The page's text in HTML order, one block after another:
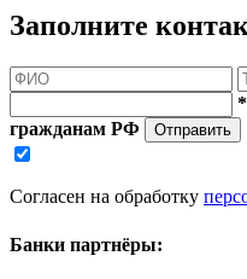
Заполните
гражданам РФ
Отправить
Согласен на обработку
Банки партнёры: